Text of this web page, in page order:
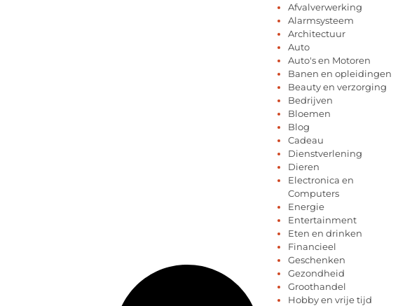
Afvalverwerking
Alarmsysteem
Architectuur
Auto
Auto's en Motoren
Banen en opleidingen
Beauty en verzorging
Bedrijven
Bloemen
Blog
Cadeau
Dienstverlening
Dieren
Electronica en
Computers
Energie
Entertainment
Eten en drinken
Financieel
Geschenken
Gezondheid
Groothandel
Hobby en vrije tijd